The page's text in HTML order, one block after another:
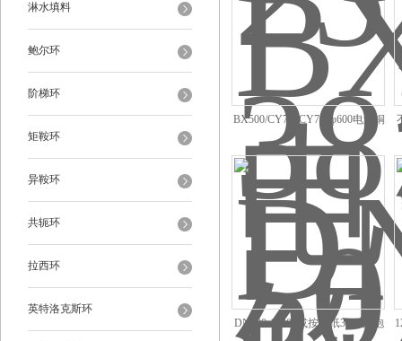
淋水填料
鲍尔环
阶梯环
矩鞍环
异鞍环
共轭环
拉西环
英特洛克斯环
BX500/CY700CY700φ600电解铜
丝网波纹填料 丝网规整填料
DN100-10000或按图纸316L圆泡